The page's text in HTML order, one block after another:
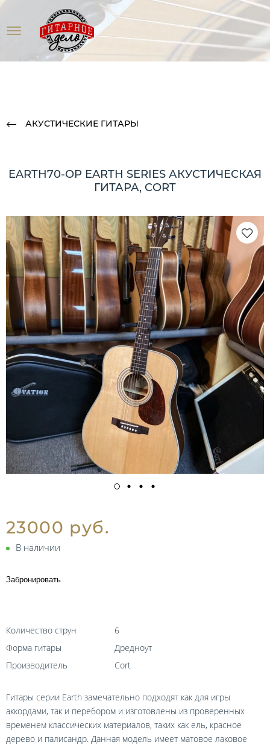
АКУСТИЧЕСКИЕ ГИТАРЫ
EARTH70-OP EARTH SERIES АКУСТИЧЕСКАЯ
ГИТАРА, CORT
23000 руб.
В наличии
Забронировать
Количество струн
6
Форма гитары
Дредноут
Производитель
Cort
Гитары серии Earth замечательно подходят как для игры
аккордами, так и перебором и изготовлены из проверенных
временем классических материалов, таких как ель, красное
дерево и палисандр. Данная модель имеет матовое лаковое